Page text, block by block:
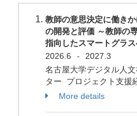
教師の意思決定に働き
の開発と評価 ～教師の
指向したスマートグラ
2026.6
-
2027.3
名古屋大学デジタル人
ター プロジェクト支援
More details